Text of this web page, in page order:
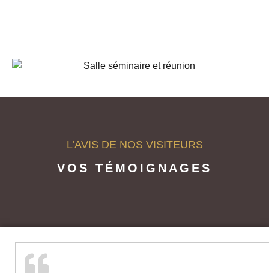
L’AVIS DE NOS VISITEURS
VOS TÉMOIGNAGES